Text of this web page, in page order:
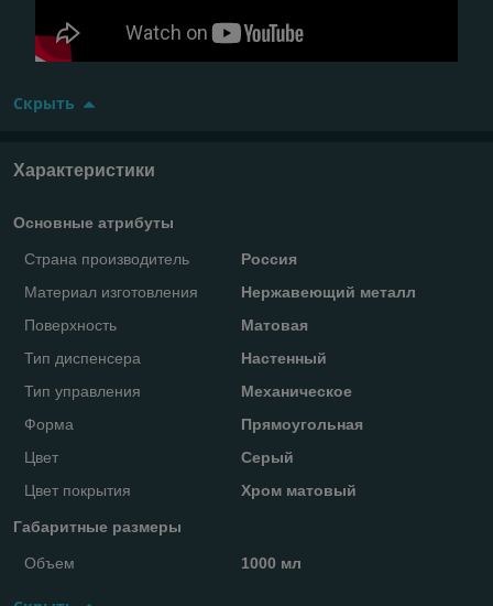
Скрыть
Характеристики
Основные атрибуты
Страна производитель
Россия
Материал изготовления
Нержавеющий металл
Поверхность
Матовая
Тип диспенсера
Настенный
Тип управления
Механическое
Форма
Прямоугольная
Цвет
Серый
Цвет покрытия
Хром матовый
Габаритные размеры
Объем 1000 мл